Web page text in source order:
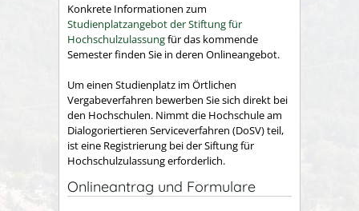
Konkrete Informationen zum
Studienplatzangebot der Stiftung für
Hochschulzulassungfür das kommende
Semester finden Sie in deren Onlineangebot.
Um einen Studienplatz im Örtlichen
Vergabeverfahren bewerben Sie sich direkt bei
den Hochschulen. Nimmt die Hochschule am
Dialogoriertieren Serviceverfahren (DoSV) teil,
ist eine Registrierung bei der Siftung für
Hochschulzulassung erforderlich.
Onlineantrag und Formulare